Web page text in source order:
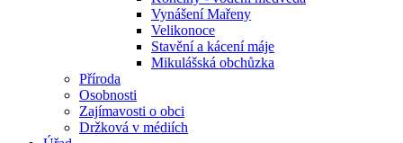
Vynášení Mařeny
Velikonoce
Stavění a kácení máje
Mikulášská obchůzka
Příroda
Osobnosti
Zajímavosti o obci
Držková v médiích